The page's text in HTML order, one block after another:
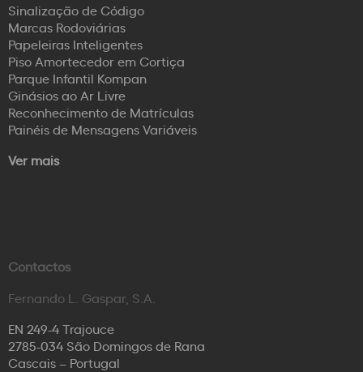
Sinalização de Código
Marcas Rodoviárias
Papeleiras Inteligentes
Piso Amortecedor em Cortiça
Parque Infantil Kompan
Ginásios ao Ar Livre
Reconhecimento de Matrículas
Painéis de Mensagens Variáveis
Ver mais
Contactos
Fernando L. Gaspar, S.A.
EN 249-4 Trajouce
2785-034 São Domingos de Rana
Cascais – Portugal